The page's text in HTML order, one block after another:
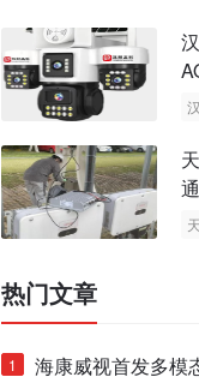
热门文章
1
海康威视首发多模态